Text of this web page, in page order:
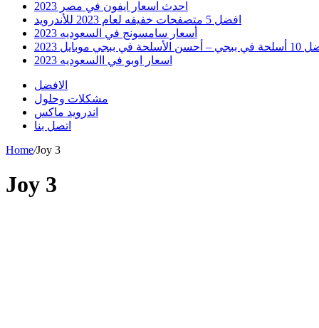
احدث اسعار ايفون في مصر 2023
افضل 5 متصفحات خفيفه لعام 2023 للأندرويد
أسعار سامسونج في السعوديه 2023
الأسلحة في ببجي موبايل 2023
اسعار اوبو في االسعوديه 2023
الافضل
مشكلات وحلول
اندرويد ماكس
اتصل بنا
Home/Joy 3
Joy 3